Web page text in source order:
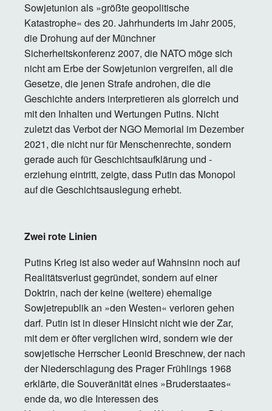
Sowjetunion als »größte geopolitische
Katastrophe« des 20. Jahrhunderts im Jahr 2005,
die Drohung auf der Münchner
Sicherheitskonferenz 2007, die NATO möge sich
nicht am Erbe der Sowjetunion vergreifen, all die
Gesetze, die jenen Strafe androhen, die die
Geschichte anders interpretieren als glorreich und
mit den Inhalten und Wertungen Putins. Nicht
zuletzt das Verbot der NGO Memorial im Dezember
2021, die nicht nur für Menschenrechte, sondern
gerade auch für Geschichtsaufklärung und -
erziehung eintritt, zeigte, dass Putin das Monopol
auf die Geschichtsauslegung erhebt.
Zwei rote Linien
Putins Krieg ist also weder auf Wahnsinn noch auf
Realitätsverlust gegründet, sondern auf einer
Doktrin, nach der keine (weitere) ehemalige
Sowjetrepublik an »den Westen« verloren gehen
darf. Putin ist in dieser Hinsicht nicht wie der Zar,
mit dem er öfter verglichen wird, sondern wie der
sowjetische Herrscher Leonid Breschnew, der nach
der Niederschlagung des Prager Frühlings 1968
erklärte, die Souveränität eines »Bruderstaates«
ende da, wo die Interessen des